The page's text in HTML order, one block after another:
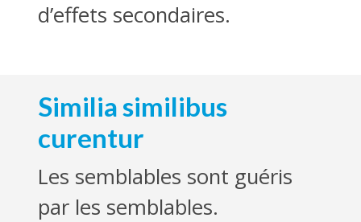
d’effets secondaires.
Similia similibus
curentur
Les semblables sont guéris
par les semblables.